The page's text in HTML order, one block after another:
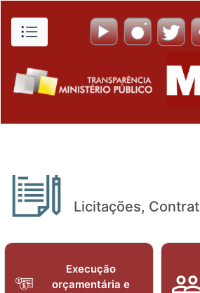
Licitações - Portal
Licitações,
Execução
orçamentária e